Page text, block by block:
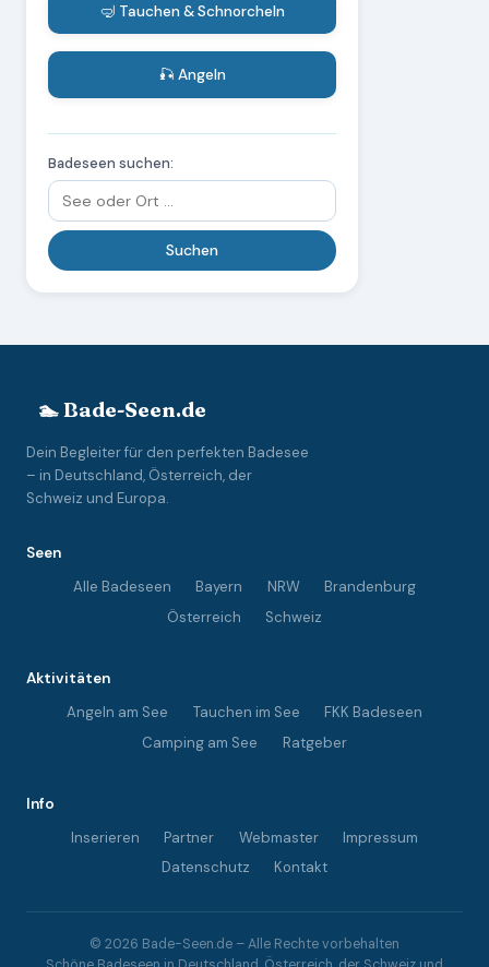
🤿 Tauchen & Schnorcheln
🎣 Angeln
Badeseen suchen:
🏊 Bade-Seen.de
Dein Begleiter für den perfekten Badesee
– in Deutschland, Österreich, der
Schweiz und Europa.
Seen
Alle Badeseen
Bayern NRW
Brandenburg
Österreich
Schweiz
Aktivitäten
Angeln am See
Tauchen im See
FKK Badeseen
Camping am See
Ratgeber
Info
Inserieren
Partner Webmaster
Impressum
Datenschutz
Kontakt
© 2026 Bade-Seen.de – Alle Rechte vorbehalten